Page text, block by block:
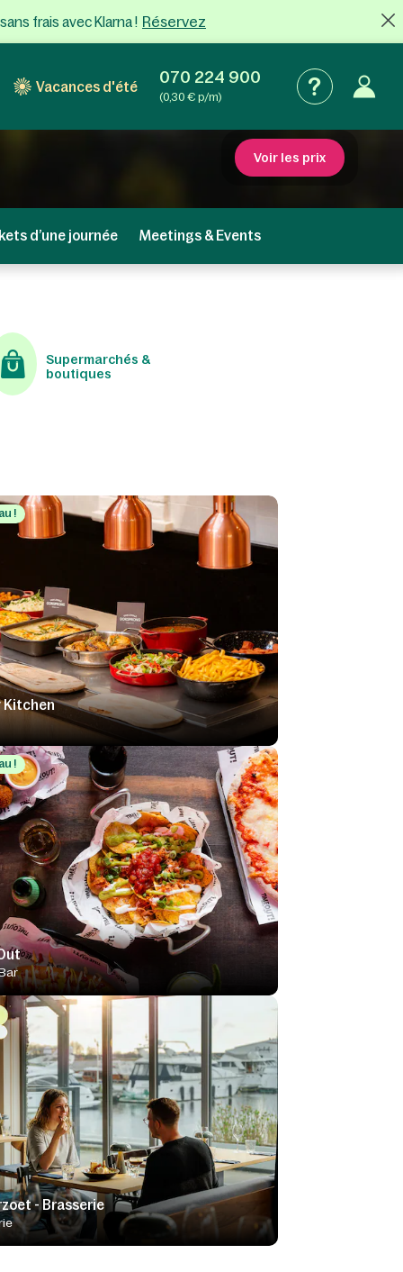
sans frais avec Klarna ! Réservez
Vacances d'été 070 224 900
(0,30 € p/m)
Voir les prix
d’une journée Meetings & Events
Supermarchés &
boutiques
!
Kitchen
!
- Brasserie